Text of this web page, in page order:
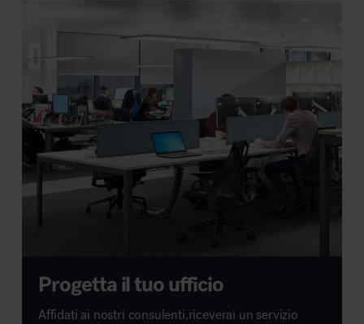
Progetta il tuo ufficio
Affidati ai nostri consulenti,riceverai un servizio